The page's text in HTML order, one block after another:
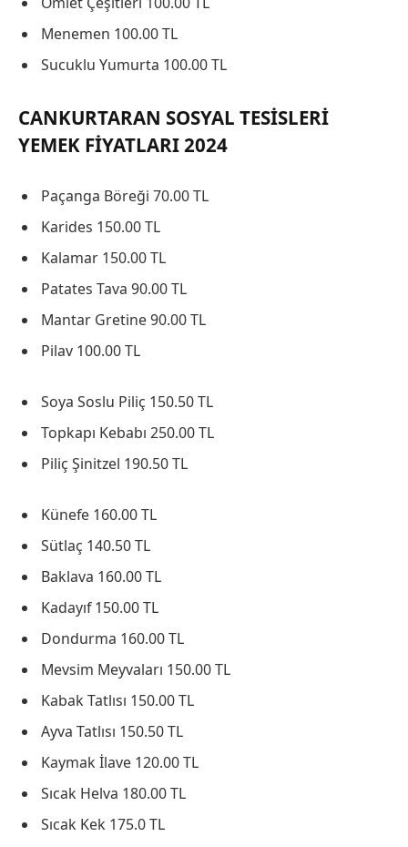
Menemen 100.00 TL
Sucuklu Yumurta 100.00 TL
CANKURTARAN SOSYAL TESISLERI
YEMEK FIYATLARI 2024
Paçanga Böreği 70.00 TL
Karides 150.00 TL
Kalamar 150.00 TL
Patates Tava 90.00 TL
Mantar Gretine 90.00 TL
Pilav 100.00 TL
Soya Soslu Piliç 150.50 TL
Topkapı Kebabı 250.00 TL
Piliç Şinitzel 190.50 TL
Künefe 160.00 TL
Sütlaç 140.50 TL
Baklava 160.00 TL
Kadayıf 150.00 TL
Dondurma 160.00 TL
Mevsim Meyvaları 150.00 TL
Kabak Tatlısı 150.00 TL
Ayva Tatlısı 150.50 TL
Kaymak İlave 120.00 TL
Sıcak Helva 180.00 TL
Sıcak Kek 175.0 TL